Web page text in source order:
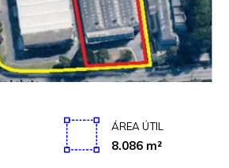
ÁREA ÚTIL
8.086 m²